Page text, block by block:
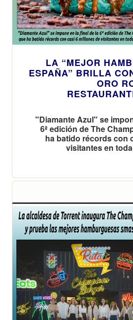
LA “MEJOR
ESPAÑA” BRILLA
ORO
"Diamante Azul" se
6ª edición de The
ha batido récords con
visitantes en